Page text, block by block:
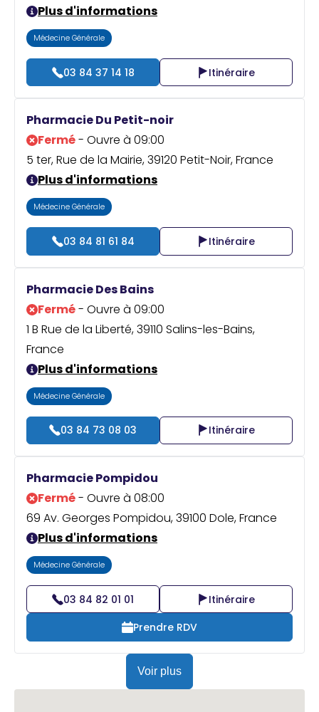
Plus d'informations
Médecine Générale
03 84 37 14 18 Itinéraire
Pharmacie Du Petit-noir
Fermé- Ouvre à 09:00
5 ter, Rue de la Mairie, 39120 Petit-Noir, France
Plus d'informations
Médecine Générale
03 84 81 61 84 Itinéraire
Pharmacie Des Bains
Fermé- Ouvre à 09:00
1 B Rue de la Liberté, 39110 Salins-les-Bains,
France
Plus d'informations
Médecine Générale
03 84 73 08 03 Itinéraire
Pharmacie Pompidou
Fermé- Ouvre à 08:00
69 Av. Georges Pompidou, 39100 Dole, France
Plus d'informations
Médecine Générale
03 84 82 01 01
Itinéraire
Prendre RDV
Voir plus